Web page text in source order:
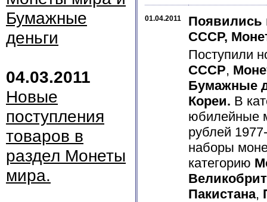
Бумажные
деньги
04.03.2011
Новые
поступления
товаров в
раздел Монеты
мира.
01.04.2011
Появились
СССР,
Поступили
СССР,
Бумажные
Кореи. В
юбилейные
рублей
наборы
категорию
Пакистана,